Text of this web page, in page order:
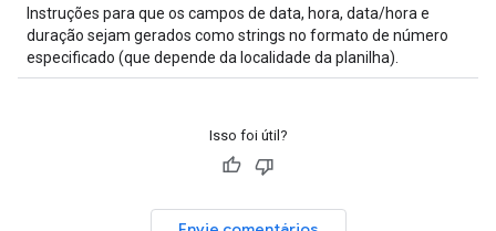
Instruções para que os campos de data, hora, data/hora e
duração sejam gerados como strings no formato de número
especificado (que depende da localidade da planilha).
Isso foi útil?